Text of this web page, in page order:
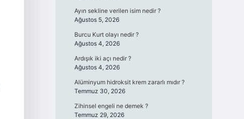
Ayın sekline verilen isim nedir ?
Ağustos 5, 2026
Burcu Kurt olayı nedir ?
Ağustos 4, 2026
Ardışık iki açı nedir ?
Ağustos 4, 2026
Alüminyum hidroksit krem zararlı mıdır ?
Temmuz 30, 2026
Zihinsel engeli ne demek ?
Temmuz 29, 2026